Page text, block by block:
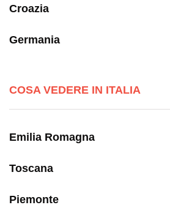
Croazia
Germania
COSA VEDERE IN ITALIA
Emilia Romagna
Toscana
Piemonte